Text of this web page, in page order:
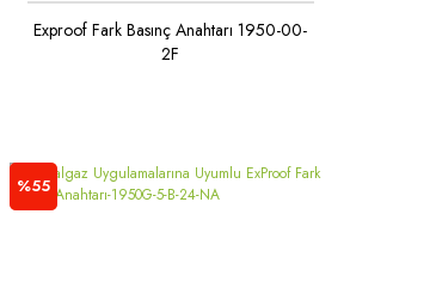
Exproof Fark Basınç Anahtarı 1950-00-
2F
%55